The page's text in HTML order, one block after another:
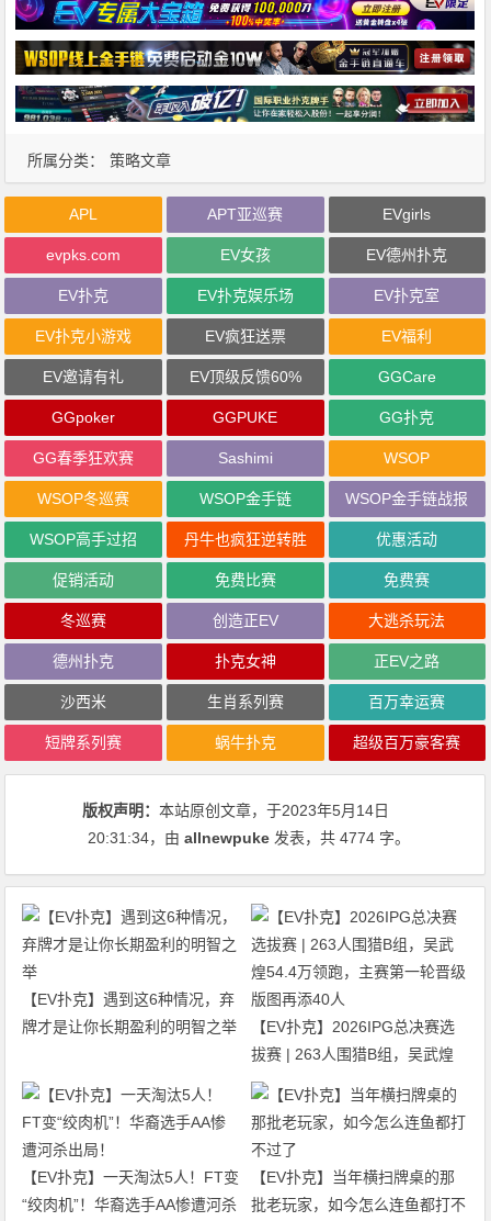
所属分类： 策略文章
APL APT亚巡赛 EVgirls
evpks.com EV女孩 EV德州扑克
EV扑克 EV扑克娱乐场 EV扑克室
EV扑克小游戏 EV疯狂送票 EV福利
EV邀请有礼 EV顶级反馈60% GGCare
GGpoker GGPUKE GG扑克
GG春季狂欢赛 Sashimi WSOP
WSOP冬巡赛 WSOP金手链 WSOP金手链战报
WSOP高手过招 丹牛也疯狂逆转胜 优惠活动
促销活动 免费比赛 免费赛
冬巡赛 创造正EV 大逃杀玩法
德州扑克 扑克女神 正EV之路
沙西米 生肖系列赛 百万幸运赛
短牌系列赛 蜗牛扑克 超级百万豪客赛
版权声明：本站原创文章，于2023年5月14日
20:31:34，由allnewpuke 发表，共 4774 字。
【EV扑克】遇到这6种情况，弃
牌才是让你长期盈利的明智之举
【EV扑克】2026IPG总决赛选
拔赛 | 263人围猎B组，吴武煌
54.4万领跑，主赛第一轮晋级版
【EV扑克】一天淘汰5人！FT变
“绞肉机”！华裔选手AA惨遭河杀
【EV扑克】当年横扫牌桌的那
批老玩家，如今怎么连鱼都打不